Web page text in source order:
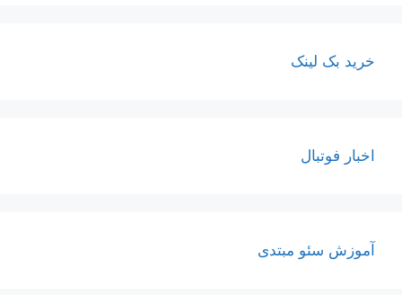
خرید بک لینک
اخبار فوتبال
آموزش سئو مبتدی